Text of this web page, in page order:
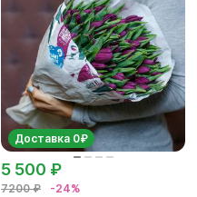
Доставка 0₽
7200 ₽ -24%
5 500 ₽